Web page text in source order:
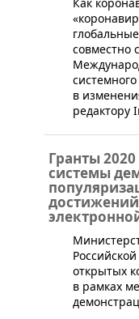
совместно
в
редактору
Гранты
системы
открытых
в рамках